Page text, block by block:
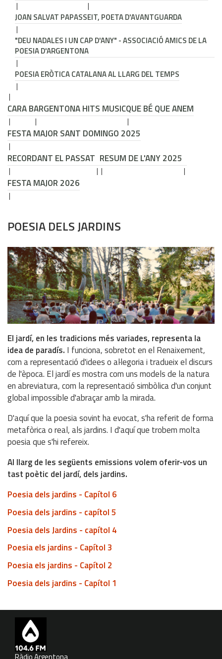
JOAN SALVAT PAPASSEIT, POETA D'AVANTGUARDA
"DEU NADALES I UN CAP D'ANY" - ASSOCIACIÓ AMICS DE LA
POESIA D'ARGENTONA
POESIA ERÒTICA CATALANA AL LLARG DEL TEMPS
CARA BARGENTONA HITS MUSICQUE BÉ QUE ANEM
FESTA MAJOR SANT DOMINGO 2025
RECORDANT EL PASSAT RESUM DE L'ANY 2025
FESTA MAJOR 2026
POESIA DELS JARDINS
El jardí, en les tradicions més variades, representa la
idea de paradís. I funciona, sobretot en el Renaixement,
com a representació d'idees o al·legoria i tradueix el discurs
de l'època. El jardí es mostra com uns models de la natura
en abreviatura, com la representació simbòlica d'un conjunt
global impossible d'abraçar amb la mirada.
D'aquí que la poesia sovint ha evocat, s'ha referit de forma
metafòrica o real, als jardins. I d'aquí que trobem molta
poesia que s'hi refereix.
Al llarg de les següents emissions volem oferir-vos un
tast poètic del jardí, dels jardins.
Poesia dels jardins - Capítol 6
Poesia dels jardins - capítol 5
Poesia dels Jardins - capítol 4
Poesia els jardins - Capítol 3
Poesia els jardins - Capítol 2
Poesia dels jardins - Capítol 1